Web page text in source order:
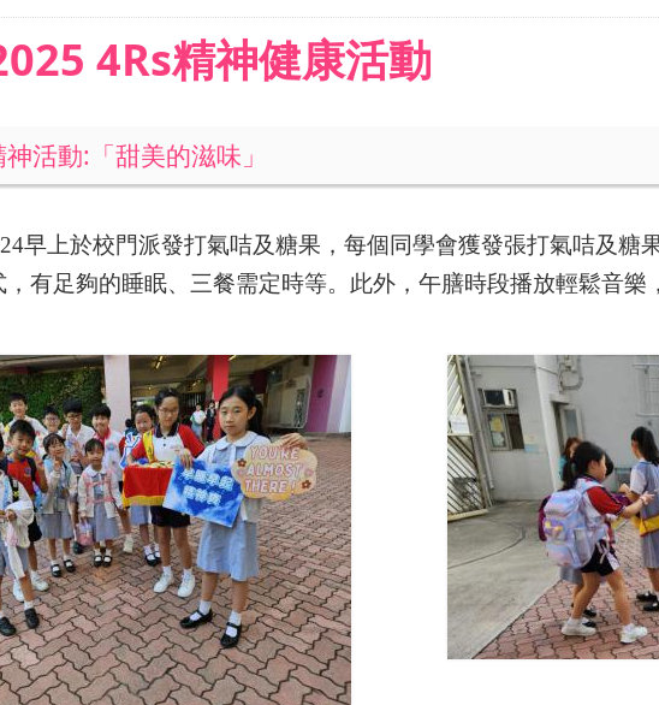
4Rs精神健康活動
活動:「甜美的滋味」
早上於校門派發打氣咭及糖果，每個同學會獲發張打氣咭及糖
，有足夠的睡眠、三餐需定時等。此外，午膳時段播放輕鬆音樂